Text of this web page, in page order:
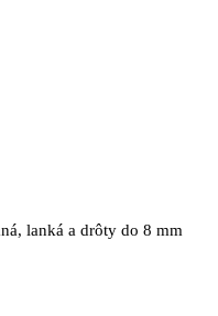
lanká a drôty do 8 mm